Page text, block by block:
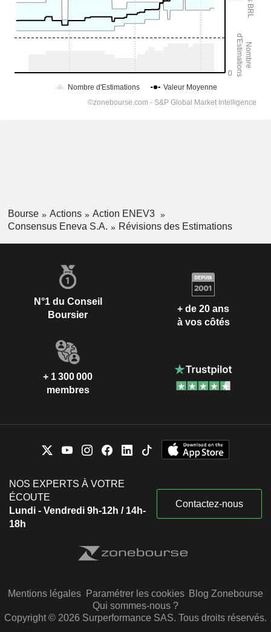
Bourse Actions
Action ENEV3
Consensus Eneva S.A.
Révisions des Estimations
N°1 du Conseil
Boursier
+ de 20 ans
à vos côtés
+ 1 300 000
membres
NOS EXPERTS À VOTRE
ÉCOUTE
Lundi - Vendredi 9h-12h / 14h-
18h
Contactez-nous
Mentions légales Paramétrer les cookies Blog Zonebourse
Qui sommes-nous ?
Copyright © 2026 Surperformance SAS. Tous droits réservés.